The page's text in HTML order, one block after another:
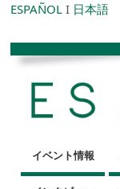
ESPAÑOL I 日本語
イベント情報